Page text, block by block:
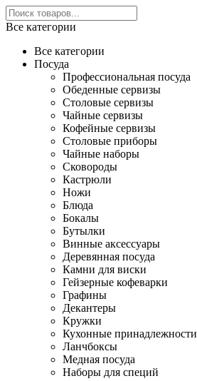
Все категории
Все категории
Посуда
Профессиональная посуда
Обеденные сервизы
Столовые сервизы
Чайные сервизы
Кофейные сервизы
Столовые приборы
Чайные наборы
Сковороды
Кастрюли
Ножи
Блюда
Бокалы
Бутылки
Винные аксессуары
Деревянная посуда
Камни для виски
Гейзерные кофеварки
Графины
Декантеры
Кружки
Кухонные принадлежности
Ланчбоксы
Медная посуда
Наборы для специй